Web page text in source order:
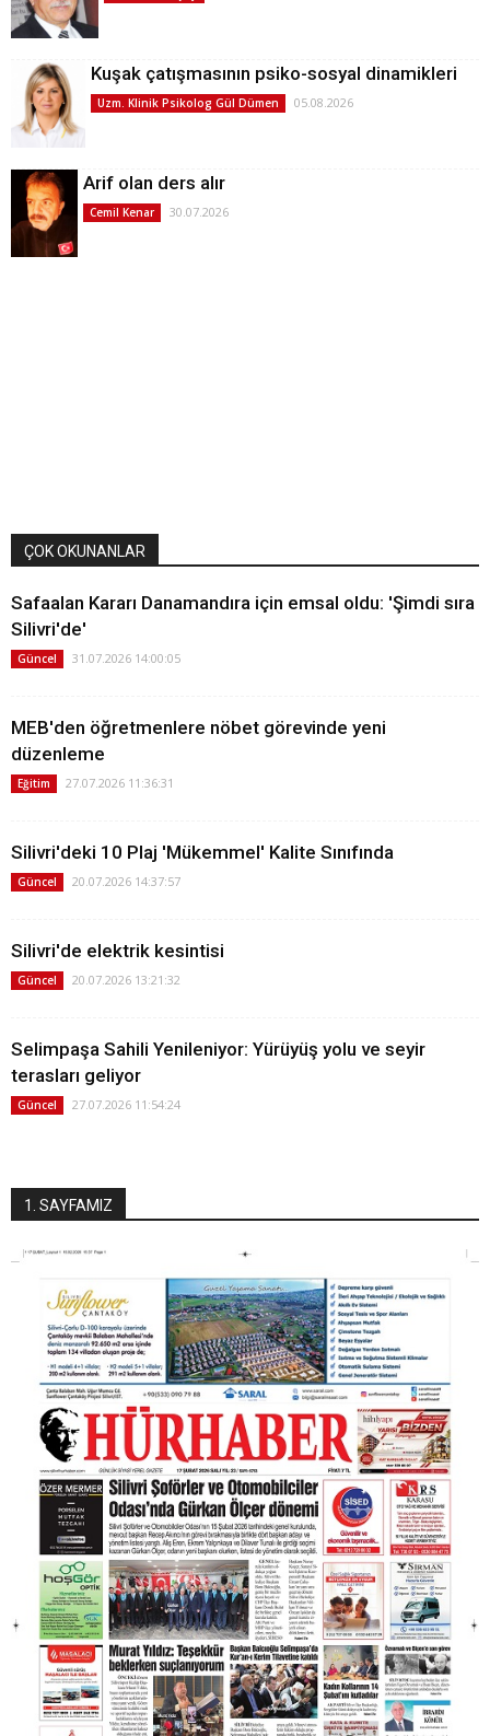
Kuşak çatışmasının psiko-sosyal dinamikleri
Uzm. Klinik Psikolog Gül Dümen 05.08.2026
Arif olan ders alır
Cemil Kenar 30.07.2026
ÇOK OKUNANLAR
Safaalan Kararı Danamandıra için emsal oldu: 'Şimdi sıra
Silivri'de'
Güncel 31.07.2026 14:00:05
MEB'den öğretmenlere nöbet görevinde yeni
düzenleme
Eğitim 27.07.2026 11:36:31
Silivri'deki 10 Plaj 'Mükemmel' Kalite Sınıfında
Güncel 20.07.2026 14:37:57
Silivri'de elektrik kesintisi
Güncel 20.07.2026 13:21:32
Selimpaşa Sahili Yenileniyor: Yürüyüş yolu ve seyir
terasları geliyor
Güncel 27.07.2026 11:54:24
1. SAYFAMIZ